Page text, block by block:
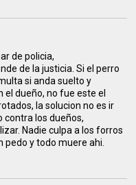
de policia,
de la justicia. Si el perro
si anda suelto y
el dueño, no fue este el
la solucion no es ir
contra los dueños,
Nadie culpa a los forros
pedo y todo muere ahi.